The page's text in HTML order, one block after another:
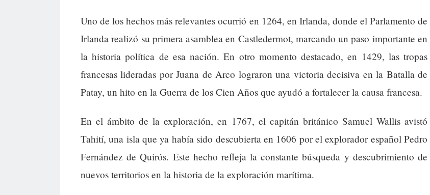
Uno de los hechos más relevantes ocurrió en 1264, en Irlanda, donde el Parlamento de
Irlanda realizó su primera asamblea en Castledermot, marcando un paso importante en
la historia política de esa nación. En otro momento destacado, en 1429, las tropas
francesas lideradas por Juana de Arco lograron una victoria decisiva en la Batalla de
Patay, un hito en la Guerra de los Cien Años que ayudó a fortalecer la causa francesa.
En el ámbito de la exploración, en 1767, el capitán británico Samuel Wallis avistó
Tahití, una isla que ya había sido descubierta en 1606 por el explorador español Pedro
Fernández de Quirós. Este hecho refleja la constante búsqueda y descubrimiento de
nuevos territorios en la historia de la exploración marítima.